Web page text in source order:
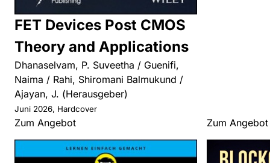
FET Devices Post CMOS
Theory and Applications
Dhanaselvam, P. Suveetha / Guenifi,
Naima / Rahi, Shiromani Balmukund /
Ajayan, J. (Herausgeber)
Juni 2026, Hardcover
Zum Angebot Zum Angebot